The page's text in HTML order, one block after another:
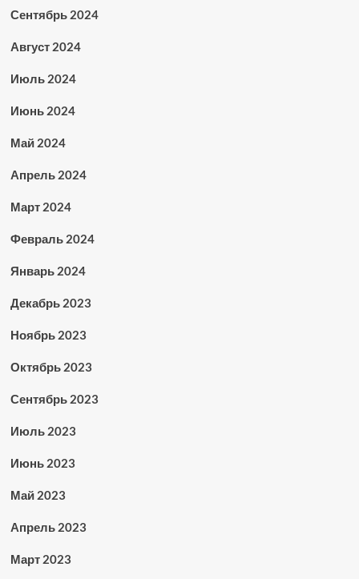
Сентябрь 2024
Август 2024
Июль 2024
Июнь 2024
Май 2024
Апрель 2024
Март 2024
Февраль 2024
Январь 2024
Декабрь 2023
Ноябрь 2023
Октябрь 2023
Сентябрь 2023
Июль 2023
Июнь 2023
Май 2023
Апрель 2023
Март 2023